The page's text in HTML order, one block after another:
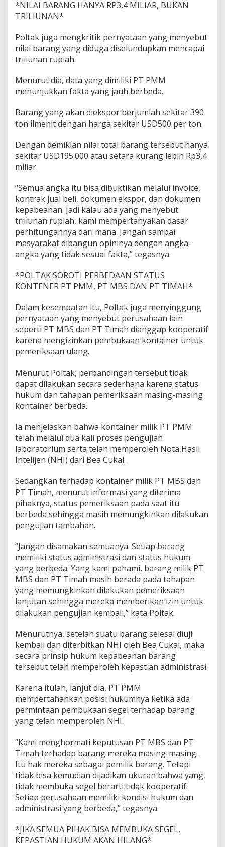
*NILAI BARANG HANYA RP3,4 MILIAR, BUKAN
TRILIUNAN*
Poltak juga mengkritik pernyataan yang menyebut
nilai barang yang diduga diselundupkan mencapai
triliunan rupiah.
Menurut dia, data yang dimiliki PT PMM
menunjukkan fakta yang jauh berbeda.
Barang yang akan diekspor berjumlah sekitar 390
ton ilmenit dengan harga sekitar USD500 per ton.
Dengan demikian nilai total barang tersebut hanya
sekitar USD195.000 atau setara kurang lebih Rp3,4
miliar.
“Semua angka itu bisa dibuktikan melalui invoice,
kontrak jual beli, dokumen ekspor, dan dokumen
kepabeanan. Jadi kalau ada yang menyebut
triliunan rupiah, kami mempertanyakan dasar
perhitungannya dari mana. Jangan sampai
masyarakat dibangun opininya dengan angka-
angka yang tidak sesuai fakta,” tegasnya.
*POLTAK SOROTI PERBEDAAN STATUS
KONTENER PT PMM, PT MBS DAN PT TIMAH*
Dalam kesempatan itu, Poltak juga menyinggung
pernyataan yang menyebut perusahaan lain
seperti PT MBS dan PT Timah dianggap kooperatif
karena mengizinkan pembukaan kontainer untuk
pemeriksaan ulang.
Menurut Poltak, perbandingan tersebut tidak
dapat dilakukan secara sederhana karena status
hukum dan tahapan pemeriksaan masing-masing
kontainer berbeda.
Ia menjelaskan bahwa kontainer milik PT PMM
telah melalui dua kali proses pengujian
laboratorium serta telah memperoleh Nota Hasil
Intelijen (NHI) dari Bea Cukai.
Sedangkan terhadap kontainer milik PT MBS dan
PT Timah, menurut informasi yang diterima
pihaknya, status pemeriksaan pada saat itu
berbeda sehingga masih memungkinkan dilakukan
pengujian tambahan.
“Jangan disamakan semuanya. Setiap barang
memiliki status administrasi dan status hukum
yang berbeda. Yang kami pahami, barang milik PT
MBS dan PT Timah masih berada pada tahapan
yang memungkinkan dilakukan pemeriksaan
lanjutan sehingga mereka memberikan izin untuk
dilakukan pengujian kembali,” kata Poltak.
Menurutnya, setelah suatu barang selesai diuji
kembali dan diterbitkan NHI oleh Bea Cukai, maka
secara prinsip hukum kepabeanan barang
tersebut telah memperoleh kepastian administrasi.
Karena itulah, lanjut dia, PT PMM
mempertahankan posisi hukumnya ketika ada
permintaan pembukaan segel terhadap barang
yang telah memperoleh NHI.
“Kami menghormati keputusan PT MBS dan PT
Timah terhadap barang mereka masing-masing.
Itu hak mereka sebagai pemilik barang. Tetapi
tidak bisa kemudian dijadikan ukuran bahwa yang
tidak membuka segel berarti tidak kooperatif.
Setiap perusahaan memiliki kondisi hukum dan
administrasi yang berbeda,” tegasnya.
*JIKA SEMUA PIHAK BISA MEMBUKA SEGEL,
KEPASTIAN HUKUM AKAN HILANG*